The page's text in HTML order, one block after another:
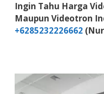
Ingin Tahu Harga
Maupun Videotron
+6285232226662